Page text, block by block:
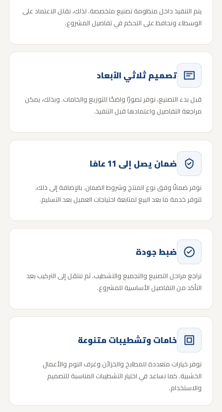
يتم التنفيذ داخل منظومة تصنيع متخصصة. لذلك، نقلل الاعتماد على
الوسطاء ونحافظ على التحكم في تفاصيل المشروع.
تصميم ثلاثي الأبعاد
قبل بدء التصنيع، نوفر تصورًا واضحًا للتوزيع والخامات. وبذلك، يمكن
مراجعة التفاصيل واعتمادها قبل التنفيذ.
ضمان يصل إلى 11 عامًا
نوفر ضمانًا وفق نوع المنتج وشروط الضمان. بالإضافة إلى ذلك،
تتوفر خدمة ما بعد البيع لمتابعة احتياجات العميل بعد التسليم.
ضبط جودة
نراجع مراحل التصنيع والتجميع والتشطيب. ثم ننتقل إلى التركيب بعد
التأكد من التفاصيل الأساسية للمشروع.
خامات وتشطيبات متنوعة
نوفر خيارات متعددة للمطابخ والخزائن وغرف النوم والأعمال
الخشبية. كما نساعد في اختيار التشطيبات المناسبة للتصميم
والاستخدام.